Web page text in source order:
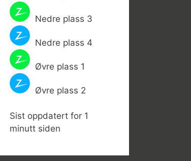
Nedre plass 3
Nedre plass 4
Øvre plass 1
Øvre plass 2
Sist oppdatert for 1
minutt siden